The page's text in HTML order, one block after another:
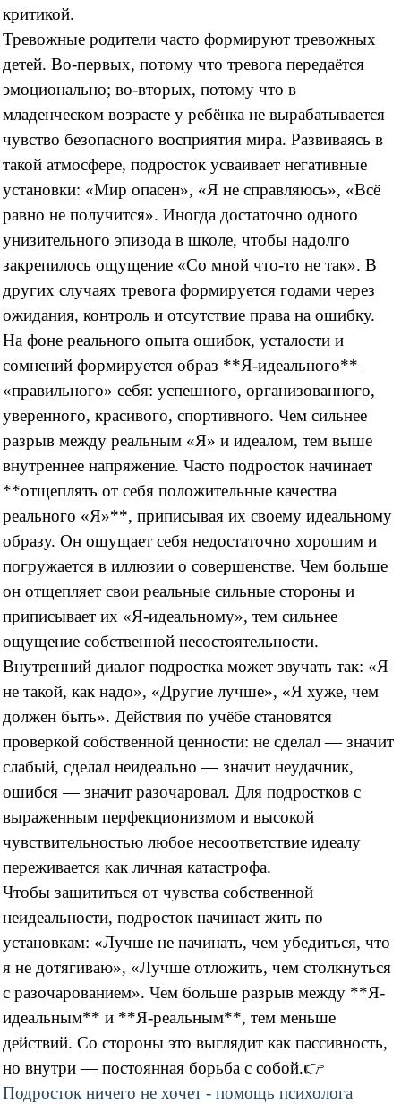
критикой.
Тревожные родители часто формируют тревожных
детей. Во-первых, потому что тревога передаётся
эмоционально; во-вторых, потому что в
младенческом возрасте у ребёнка не вырабатывается
чувство безопасного восприятия мира. Развиваясь в
такой атмосфере, подросток усваивает негативные
установки: «Мир опасен», «Я не справляюсь», «Всё
равно не получится». Иногда достаточно одного
унизительного эпизода в школе, чтобы надолго
закрепилось ощущение «Со мной что-то не так». В
других случаях тревога формируется годами через
ожидания, контроль и отсутствие права на ошибку.
На фоне реального опыта ошибок, усталости и
сомнений формируется образ **Я-идеального** —
«правильного» себя: успешного, организованного,
уверенного, красивого, спортивного. Чем сильнее
разрыв между реальным «Я» и идеалом, тем выше
внутреннее напряжение. Часто подросток начинает
**отщеплять от себя положительные качества
реального «Я»**, приписывая их своему идеальному
образу. Он ощущает себя недостаточно хорошим и
погружается в иллюзии о совершенстве. Чем больше
он отщепляет свои реальные сильные стороны и
приписывает их «Я-идеальному», тем сильнее
ощущение собственной несостоятельности.
Внутренний диалог подростка может звучать так: «Я
не такой, как надо», «Другие лучше», «Я хуже, чем
должен быть». Действия по учёбе становятся
проверкой собственной ценности: не сделал — значит
слабый, сделал неидеально — значит неудачник,
ошибся — значит разочаровал. Для подростков с
выраженным перфекционизмом и высокой
чувствительностью любое несоответствие идеалу
переживается как личная катастрофа.
Чтобы защититься от чувства собственной
неидеальности, подросток начинает жить по
установкам: «Лучше не начинать, чем убедиться, что
я не дотягиваю», «Лучше отложить, чем столкнуться
с разочарованием». Чем больше разрыв между **Я-
идеальным** и **Я-реальным**, тем меньше
действий. Со стороны это выглядит как пассивность,
но внутри — постоянная борьба с собой.👉
Подросток ничего не хочет - помощь психолога